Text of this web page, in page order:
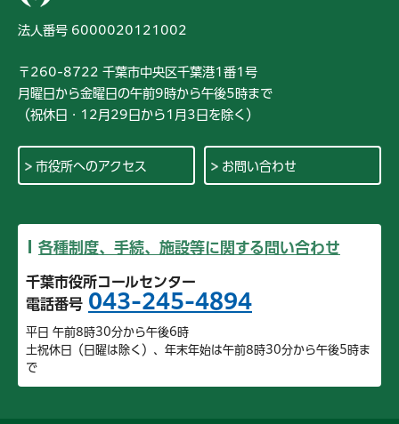
法人番号 6000020121002
〒260-8722 千葉市中央区千葉港1番1号
月曜日から金曜日の午前9時から午後5時まで
（祝休日・12月29日から1月3日を除く）
市役所へのアクセス お問い合わせ
各種制度、手続、施設等に関する問い合わせ
千葉市役所コールセンター
電話番号 043-245-4894
平日 午前8時30分から午後6時
土祝休日（日曜は除く）、年末年始は午前8時30分から午後5時ま
で